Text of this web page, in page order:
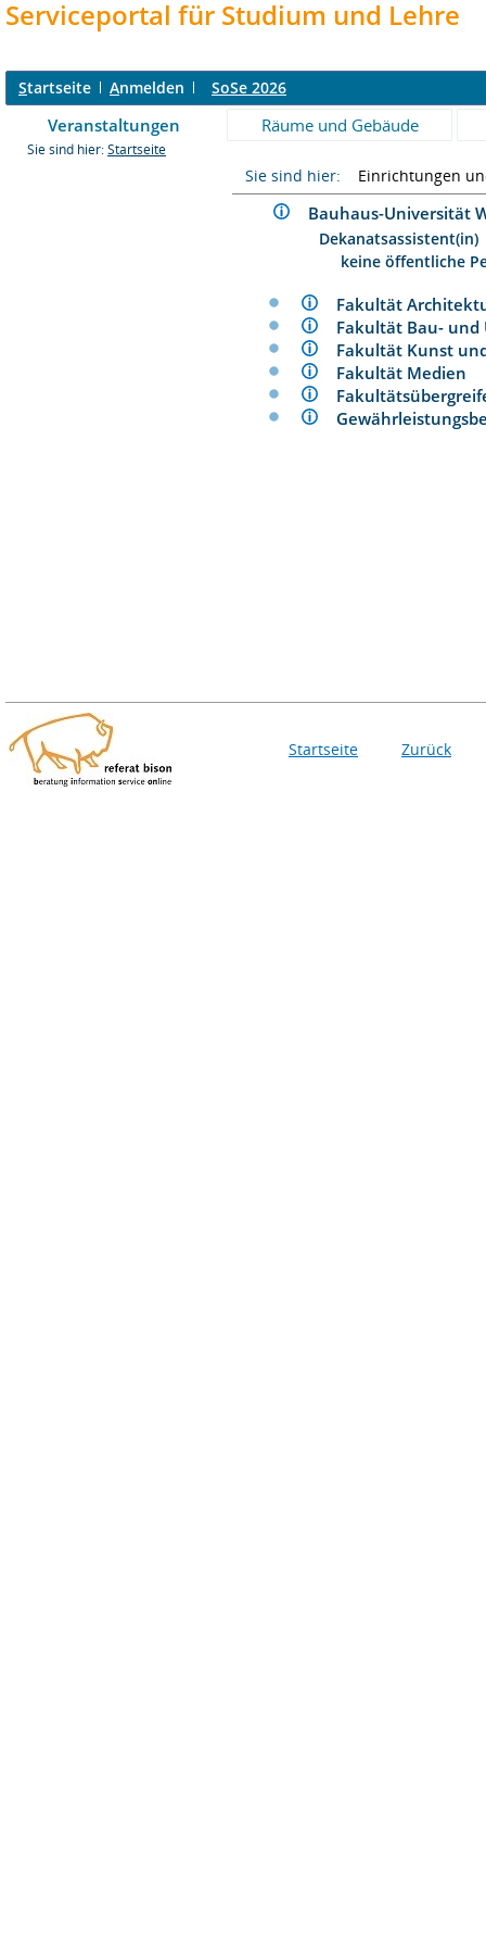
Serviceportal für Studium und Lehre
Startseite Anmelden SoSe 2026
Veranstaltungen Räume und Gebäude
Sie sind hier: Startseite
Sie sind hier: Einrichtungen
Bauhaus-
Dekanatsassistent(in)
keine öffentliche
Fakultät
Fakultät Bau-
Fakultät Kunst
Fakultät Medien
Startseite Zurück